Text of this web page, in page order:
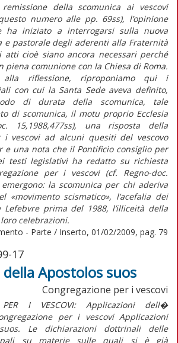
della scomunica ai vescovi
numero alle pp. 69ss), l’opinione
ha iniziato a interrogarsi sulla nuova
e pastorale degli aderenti alla Fraternità
atti cioè siano ancora necessari perché
piena comunione con la Chiesa di Roma.
alla riflessione, riproponiamo qui i
con cui la Santa Sede aveva definito,
di durata della scomunica, tale
di scomunica, il motu proprio Ecclesia
15,1988,477ss), una risposta della
i vescovi ad alcuni quesiti del vescovo
e una nota che il Pontificio consiglio per
testi legislativi ha redatto su richiesta
per i vescovi (cf. Regno-doc.
emergono: la scomunica per chi aderiva
«movimento scismatico», l’acefalia dei
prima del 1988, l’illiceità della
celebrazioni.
- Parte / Inserto, 01/02/2009, pag. 79
17
Apostolos suos
Congregazione per i vescovi
PER I VESCOVI: Applicazioni dell�
per i vescovi Applicazioni
Le dichiarazioni dottrinali delle
su materie sulle quali si è già